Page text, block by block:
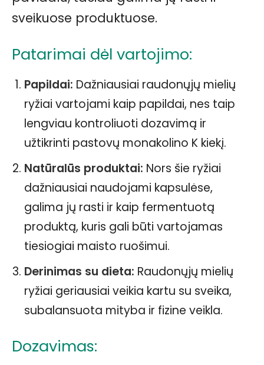
sveikuose produktuose.
Patarimai dėl vartojimo:
Papildai: Dažniausiai raudonųjų mielių
ryžiai vartojami kaip papildai, nes taip
lengviau kontroliuoti dozavimą ir
užtikrinti pastovų monakolino K kiekį.
Natūralūs produktai: Nors šie ryžiai
dažniausiai naudojami kapsulėse,
galima jų rasti ir kaip fermentuotą
produktą, kuris gali būti vartojamas
tiesiogiai maisto ruošimui.
Derinimas su dieta: Raudonųjų mielių
ryžiai geriausiai veikia kartu su sveika,
subalansuota mityba ir fizine veikla.
Dozavimas: